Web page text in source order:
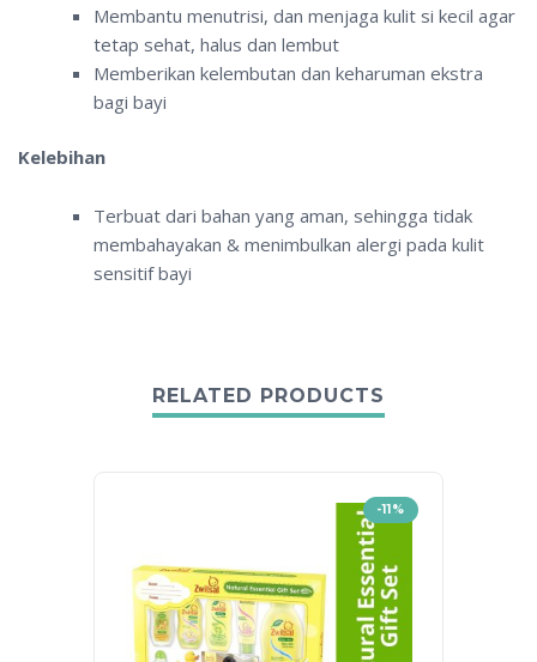
Membantu menutrisi, dan menjaga kulit si kecil agar
tetap sehat, halus dan lembut
Memberikan kelembutan dan keharuman ekstra
bagi bayi
Kelebihan
Terbuat dari bahan yang aman, sehingga tidak
membahayakan & menimbulkan alergi pada kulit
sensitif bayi
RELATED PRODUCTS
-11%